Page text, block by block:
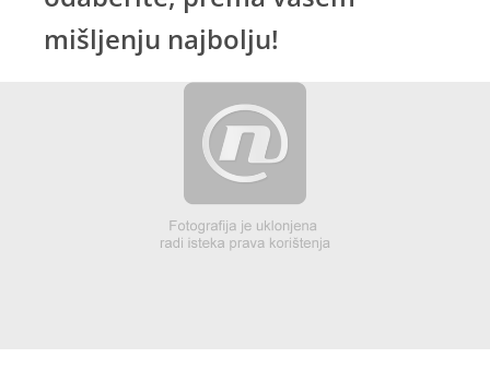
mišljenju najbolju!